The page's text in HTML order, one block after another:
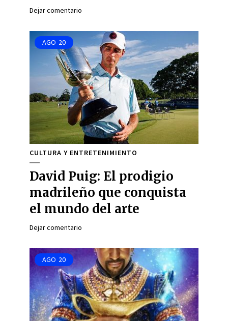
Dejar comentario
AGO 20
CULTURA Y ENTRETENIMIENTO
David Puig: El prodigio
madrileño que conquista
el mundo del arte
Dejar comentario
AGO 20